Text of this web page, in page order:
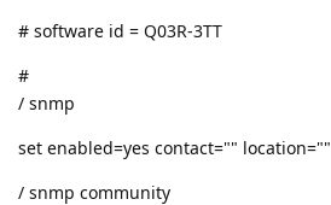
# software id = Q03R-3TT
#
/ snmp
set enabled=yes contact="" location=""
/ snmp community